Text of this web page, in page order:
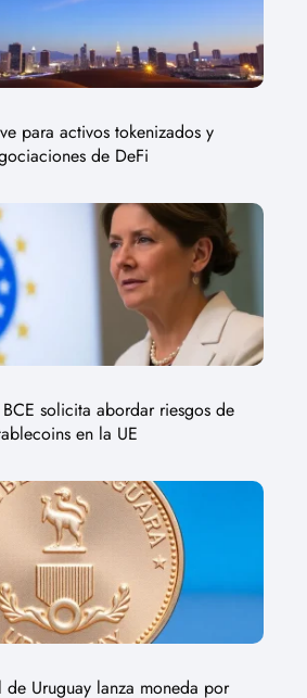
para activos tokenizados y
de DeFi
solicita abordar riesgos de
en la UE
de Uruguay lanza moneda por